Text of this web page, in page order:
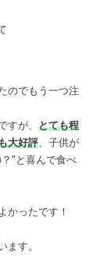
のでもう一つ注
すが、 とても程
大好評、子供が
"と喜んで食べ
かったです！
ます。